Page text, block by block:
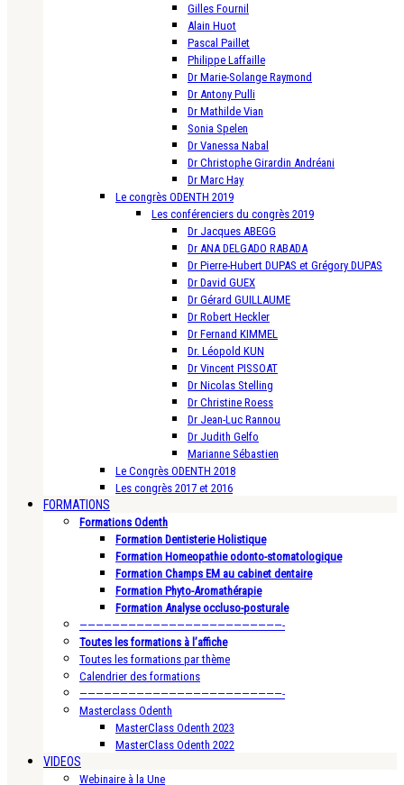
Gilles Fournil
Alain Huot
Pascal Paillet
Philippe Laffaille
Dr Marie-Solange Raymond
Dr Antony Pulli
Dr Mathilde Vian
Sonia Spelen
Dr Vanessa Nabal
Dr Christophe Girardin Andréani
Dr Marc Hay
Le congrès ODENTH 2019
Les conférenciers du congrès 2019
Dr Jacques ABEGG
Dr ANA DELGADO RABADA
Dr Pierre-Hubert DUPAS et Grégory DUPAS
Dr David GUEX
Dr Gérard GUILLAUME
Dr Robert Heckler
Dr Fernand KIMMEL
Dr. Léopold KUN
Dr Vincent PISSOAT
Dr Nicolas Stelling
Dr Christine Roess
Dr Jean-Luc Rannou
Dr Judith Gelfo
Marianne Sébastien
Le Congrès ODENTH 2018
Les congrès 2017 et 2016
FORMATIONS
Formations Odenth
Formation Dentisterie Holistique
Formation Homeopathie odonto-stomatologique
Formation Champs EM au cabinet dentaire
Formation Phyto-Aromathérapie
Formation Analyse occluso-posturale
—————————————————————————-
Toutes les formations à l’affiche
Toutes les formations par thème
Calendrier des formations
—————————————————————————-
Masterclass Odenth
MasterClass Odenth 2023
MasterClass Odenth 2022
VIDEOS
Webinaire à la Une